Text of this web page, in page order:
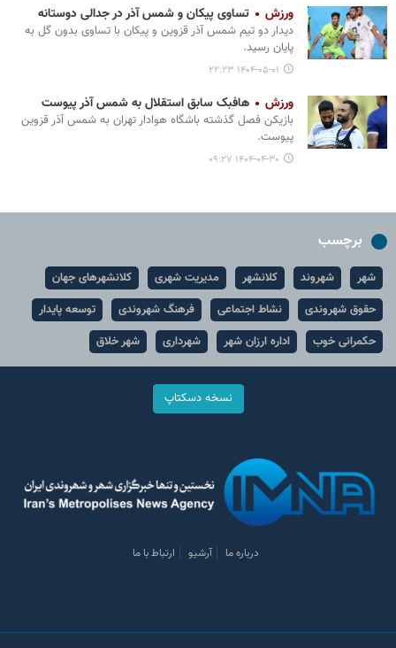
ورزش تساوی پیکان و شمس آذر در جدالی دوستانه
دیدار دو تیم شمس آذر قزوین و پیکان با تساوی بدون گل به
پایان رسید.
۱۴۰۴-۰۵-۰۱ ۲۲:۲۳
ورزش هافبک سابق استقلال به شمس آذر پیوست
بازیکن فصل گذشته باشگاه هوادار تهران به شمس آذر قزوین
پیوست.
۱۴۰۴-۰۴-۳۰ ۰۹:۲۷
برچسب
شهر شهروند کلانشهر مدیریت شهری
کلانشهرهای جهان
حقوق شهروندی
نشاط اجتماعی فرهنگ شهروندی
توسعه پایدار
حکمرانی خوب
اداره ارزان شهر شهرداری شهر خلاق
نسخه دسکتاپ
درباره ما آرشیو ارتباط با ما